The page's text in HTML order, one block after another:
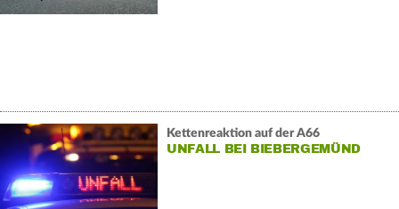
Kettenreaktion auf der A66
UNFALL BEI BIEBERGEMÜND